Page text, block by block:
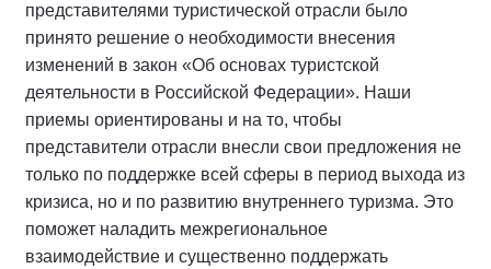
представителями туристической отрасли было
принято решение о необходимости внесения
изменений в закон «Об основах туристской
деятельности в Российской Федерации». Наши
приемы ориентированы и на то, чтобы
представители отрасли внесли свои предложения не
только по поддержке всей сферы в период выхода из
кризиса, но и по развитию внутреннего туризма. Это
поможет наладить межрегиональное
взаимодействие и существенно поддержать